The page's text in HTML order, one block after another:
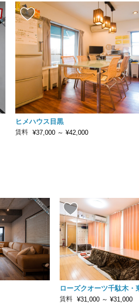
ヒメハウス目黒
賃料 ¥37,000 ～ ¥42,000
ローズクオーツ千駄木・
賃料 ¥31,000 ～ ¥31,000